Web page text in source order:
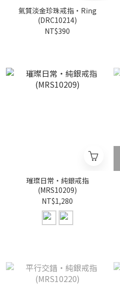
氣質淡金珍珠戒指・Ring
(DRC10214)
NT$390
璀璨日常・純銀戒指
(MRS10209)
NT$1,280